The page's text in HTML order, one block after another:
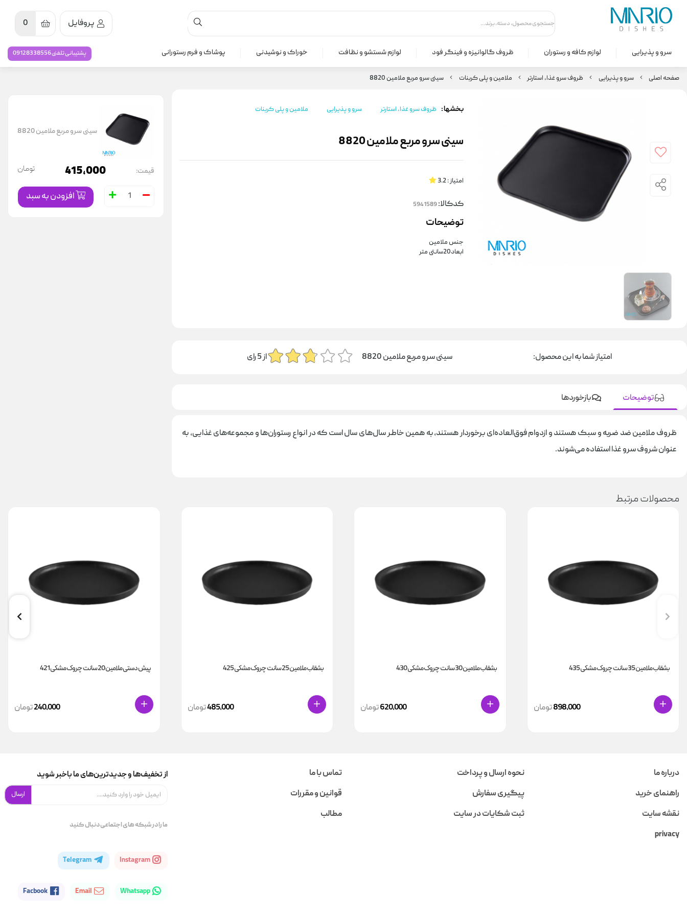
پروفایل 0
سرو و پذیرایی لوازم کافه و رستوران ظروف گالوانیزه و فینگر فود لوازم شستشو و نظافت خوراک و نوشیدنی پوشاک و فرم رستورانی پشتیبانی تلفنی 09128338556
صفحه اصلی سرو و پذیرایی ظروف سرو غذا، استارتر ملامین و پلی کربنات سینی سرو مربع ملامین 8820
بخشها : ظروف سرو غذا، استارتر سرو و پذیرایی ملامین و پلی کربنات
سینی سرو مربع ملامین 8820
امتیاز :3.2
کدکالا:
توضیحات
جنس ملامین
ابعاد20سانتی متر
امتیاز شما به این محصول: سینی سرو مربع ملامین 8820 از5رای
توضیحات بازخوردها
ظروف ملامین ضد ضربه و سبک هستند و ازدوام فوق‌العاده‌ای برخوردار هستند، به همین خاطر سال‌های سال است که در انواع رستوران‌ها و مجموعه‌های غذایی، به
عنوان شروف سرو غذا استفاده می‌شوند.
سینی سرو مربع ملامین 8820
قیمت: 415,000 تومان
افزودن به سبد
محصولات مرتبط
بشقاب ملامین 35 سانت چروک مشکی 435
898,000تومان
بشقاب ملامین 30 سانت چروک مشکی 430
620,000تومان
بشقاب ملامین 25 سانت چروک مشکی 425
485,000تومان
پیش دستی ملامین 20 سانت چروک مشکی 421
240,000تومان
درباره ما نحوه ارسال و پرداخت
تماس با ما
راهنمای خرید
پیگیری سفارش
قوانین و مقررات
نقشه سایت
ثبت شکایات در سایت
مطالب
privacy
از تخفیف‌ها و جدیدترین‌های ما باخبر شوید
ارسال
ما را در شبکه های اجتماعی دنبال کنید
Instagram
Whatsapp